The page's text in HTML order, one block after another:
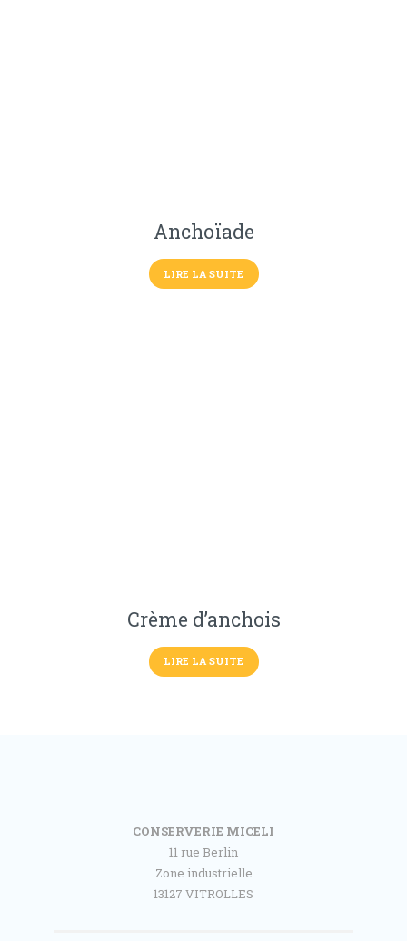
Anchoïade
LIRE LA SUITE
Crème d’anchois
LIRE LA SUITE
CONSERVERIE MICELI
11 rue Berlin
Zone industrielle
13127 VITROLLES